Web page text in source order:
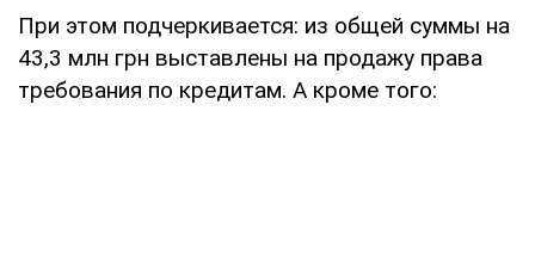
При этом подчеркивается: из общей суммы на
43,3 млн грн выставлены на продажу права
требования по кредитам. А кроме того: